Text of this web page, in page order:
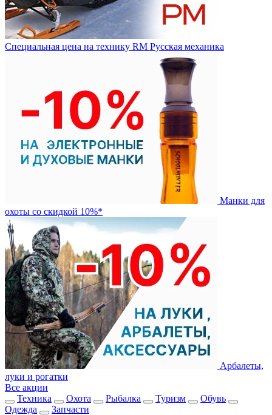
Специальная цена на технику RM Русская механика
Манки для
охоты со скидкой 10%*
Арбалеты,
луки и рогатки
Все акции
Техника
Охота Рыбалка Туризм
Обувь
Одежда
Запчасти